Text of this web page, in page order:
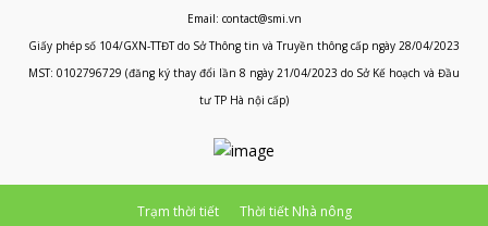
Email: contact@smi.vn
Giấy phép số 104/GXN-TTĐT do Sở Thông tin và Truyền thông cấp ngày 28/04/2023
MST: 0102796729 (đăng ký thay đổi lần 8 ngày 21/04/2023 do Sở Kế hoạch và Đầu
tư TP Hà nội cấp)
Trạm thời tiết Thời tiết Nhà nông